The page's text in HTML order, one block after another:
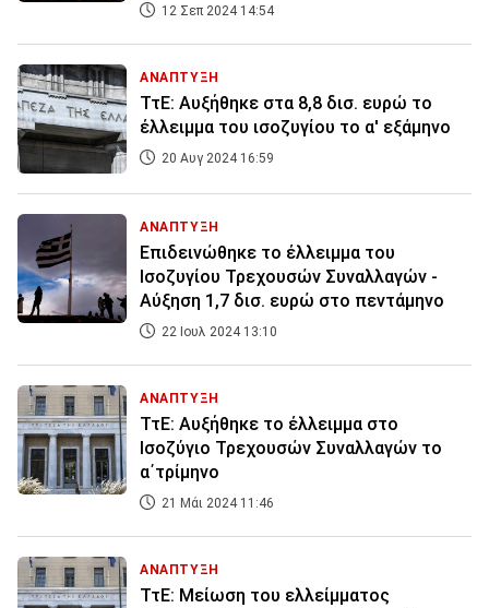
12 Σεπ 2024 14:54
ΑΝΑΠΤΥΞΗ
ΤτΕ: Αυξήθηκε στα 8,8 δισ. ευρώ το
έλλειμμα του ισοζυγίου το α' εξάμηνο
20 Αυγ 2024 16:59
ΑΝΑΠΤΥΞΗ
Επιδεινώθηκε το έλλειμμα του
Ισοζυγίου Τρεχουσών Συναλλαγών -
Αύξηση 1,7 δισ. ευρώ στο πεντάμηνο
22 Ιουλ 2024 13:10
ΑΝΑΠΤΥΞΗ
ΤτΕ: Αυξήθηκε το έλλειμμα στο
Ισοζύγιο Τρεχουσών Συναλλαγών το
α΄τρίμηνο
21 Μάι 2024 11:46
ΑΝΑΠΤΥΞΗ
ΤτΕ: Μείωση του ελλείμματος